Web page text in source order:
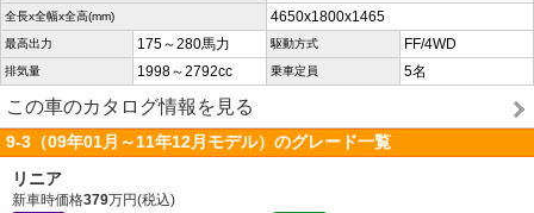
全長x全幅x全高(mm) 4650x1800x1465
最高出力 175～280馬力 駆動方式 FF/4WD
排気量 1998～2792cc 乗車定員 5名
この車のカタログ情報を見る
9-3（09年01月～11年12月モデル）のグレード一覧
リニア
新車時価格379万円(税込)